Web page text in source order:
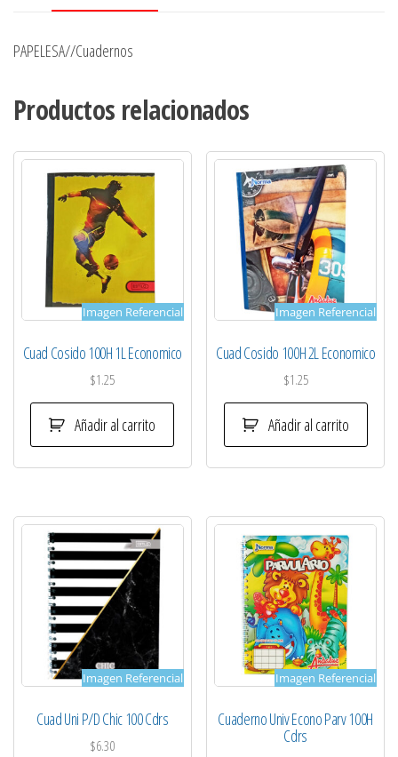
PAPELESA//Cuadernos
Productos relacionados
Imagen Referencial
Cuad Cosido 100H 1L Economico
$1.25
Añadir al carrito
Imagen Referencial
Cuad Cosido 100H 2L Economico
$1.25
Añadir al carrito
Imagen Referencial
Cuad Uni P/D Chic 100 Cdrs
$6.30
Imagen Referencial
Cuaderno Univ Econo Parv 100H
Cdrs